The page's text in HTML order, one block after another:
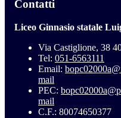
Contatti
Liceo Ginnasio statale
Via Castiglione, 38
Tel: 051-6563111
Email:
mail
PEC:
mail
C.F.: 80074650377